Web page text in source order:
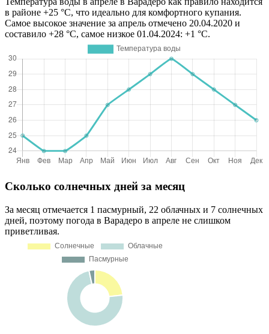
в районе +25 °C, что идеально для комфортного купания.
Самое высокое значение за апрель отмечено 20.04.2020 и
составило +28 °C, самое низкое 01.04.2024: +1 °C.
Сколько солнечных дней за месяц
За месяц отмечается 1 пасмурный, 22 облачных и 7 солнечных
дней, поэтому погода в Варадеро в апреле не слишком
приветливая.